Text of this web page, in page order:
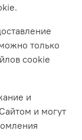
только
cookie
и
и могут